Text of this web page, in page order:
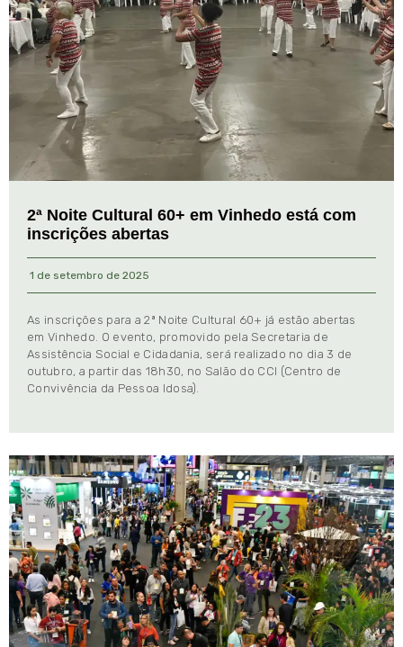
2ª Noite Cultural 60+ em Vinhedo está com
inscrições abertas
1 de setembro de 2025
As inscrições para a 2ª Noite Cultural 60+ já estão abertas
em Vinhedo. O evento, promovido pela Secretaria de
Assistência Social e Cidadania, será realizado no dia 3 de
outubro, a partir das 18h30, no Salão do CCI (Centro de
Convivência da Pessoa Idosa).